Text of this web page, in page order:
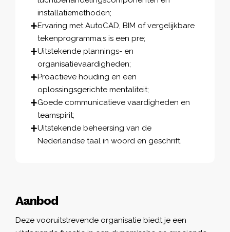
Aanbod
Deze vooruitstrevende organisatie biedt je een
installatiemethoden;
Ervaring met AutoCAD, BIM of vergelijkbare
tekenprogramma;s is een pre;
Uitstekende plannings- en
organisatievaardigheden;
Proactieve houding en een
oplossingsgerichte mentaliteit;
Goede communicatieve vaardigheden en
teamspirit;
Uitstekende beheersing van de
Nederlandse taal in woord en geschrift.